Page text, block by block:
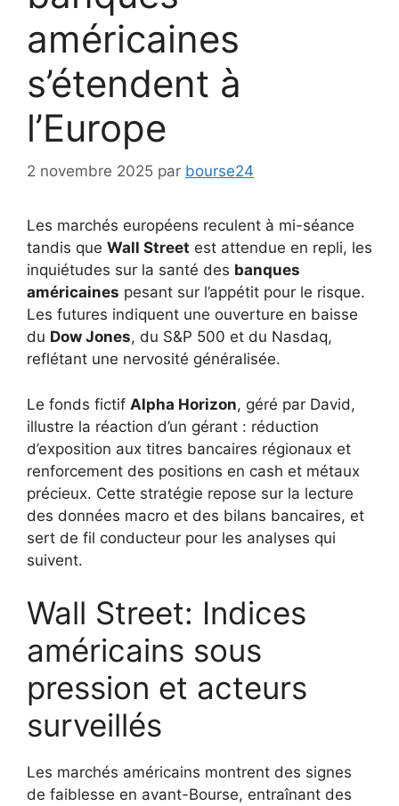
américaines
s’étendent à
l’Europe
2 novembre 2025 par bourse24
Les marchés européens reculent à mi-séance
tandis que Wall Street est attendue en repli, les
inquiétudes sur la santé des banques
américaines pesant sur l’appétit pour le risque.
Les futures indiquent une ouverture en baisse
du Dow Jones, du S&P 500 et du Nasdaq,
reflétant une nervosité généralisée.
Le fonds fictif Alpha Horizon, géré par David,
illustre la réaction d’un gérant : réduction
d’exposition aux titres bancaires régionaux et
renforcement des positions en cash et métaux
précieux. Cette stratégie repose sur la lecture
des données macro et des bilans bancaires, et
sert de fil conducteur pour les analyses qui
suivent.
Wall Street: Indices
américains sous
pression et acteurs
surveillés
Les marchés américains montrent des signes
de faiblesse en avant-Bourse, entraînant des